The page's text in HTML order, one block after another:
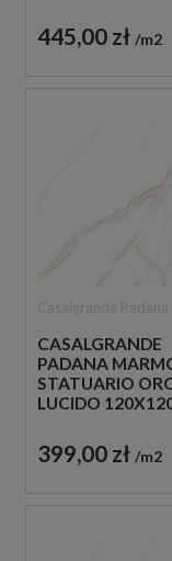
MARMUR
445,00 zł m2
CASALGRANDE
PADANA
STATUARIO
LUCIDO
IMITUJĄCE
399,00 zł m2